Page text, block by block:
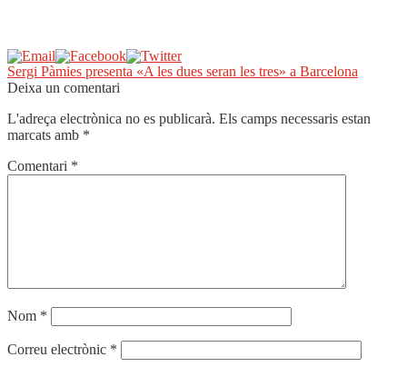
Navegació
d'entrades
Entrada
anterior:
Sergi Pàmies presenta «A les dues seran les tres» a Barcelona
Deixa un comentari
L'adreça electrònica no es publicarà. Els camps necessaris estan
marcats amb *
Comentari *
Nom *
Correu electrònic *